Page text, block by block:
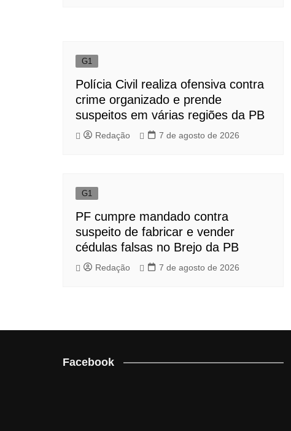
G1
Polícia Civil realiza ofensiva contra
crime organizado e prende
suspeitos em várias regiões da PB
Redação 7 de agosto de 2026
G1
PF cumpre mandado contra
suspeito de fabricar e vender
cédulas falsas no Brejo da PB
Redação 7 de agosto de 2026
Facebook